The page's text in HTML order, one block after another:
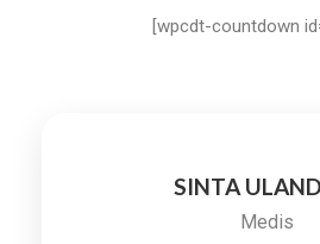
[wpcdt-countdown
SINTA
Medis